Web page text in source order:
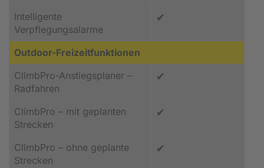
Intelligente
Verpflegungsalarme
✔
Outdoor-Freizeitfunktionen
ClimbPro-Anstiegsplaner –
Radfahren
✔
ClimbPro – mit geplanten
Strecken
✔
ClimbPro – ohne geplante
Strecken
✔